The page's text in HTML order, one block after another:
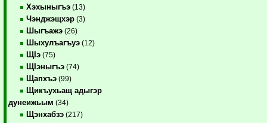
Хэхыныгъэ (13)
Чэнджэщхэр (3)
Шыгъажэ (26)
Шыхулъагъуэ (12)
ЩIэ (75)
ЩIэныгъэ (74)
Щапхъэ (99)
Щикъухьащ адыгэр
дунеижьым (34)
Щэнхабзэ (217)